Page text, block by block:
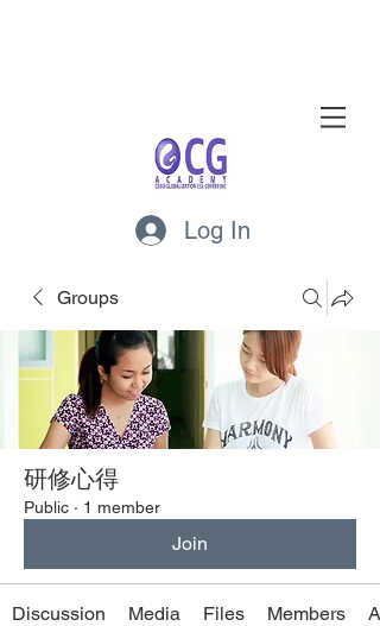
Log In
Groups
研修心得
Public · 1 member
Join
Discussion Media Files Members